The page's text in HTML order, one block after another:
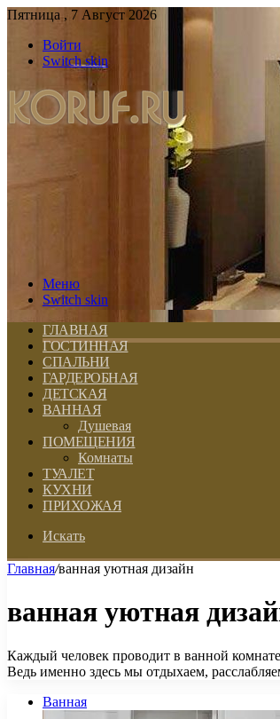
Пятница , 7 Август 2026
Войти
Switch skin
Меню
Switch skin
ГЛАВНАЯ
ГОСТИННАЯ
СПАЛЬНИ
ГАРДЕРОБНАЯ
ДЕТСКАЯ
ВАННАЯ
Душевая
ПОМЕЩЕНИЯ
Комнаты
ТУАЛЕТ
КУХНИ
ПРИХОЖАЯ
Искать
Главная/ванная уютная дизайн
ванная уютная
Каждый человек проводит в ванной
Ведь именно здесь мы отдыхаем,
Ванная